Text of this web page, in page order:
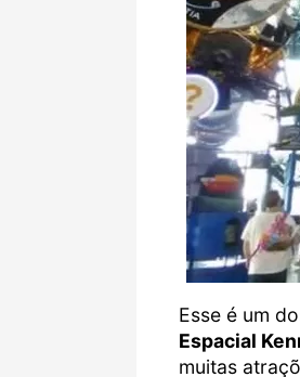
Esse é um
Espacial
muitas